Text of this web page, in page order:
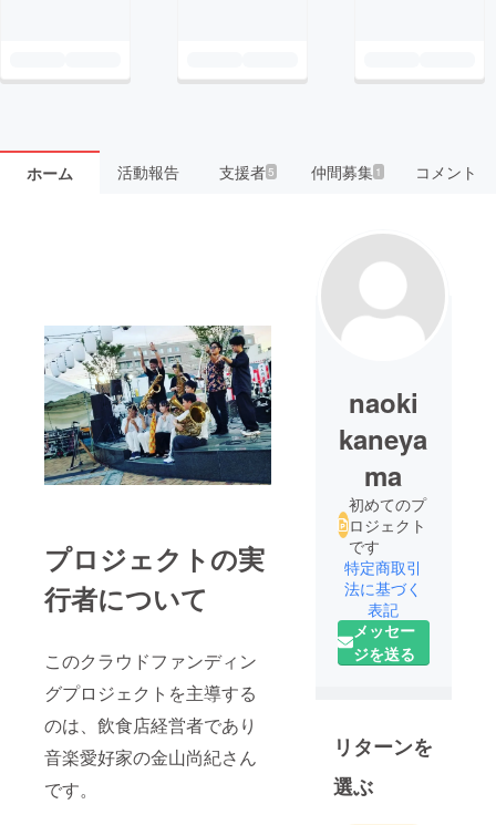
ホーム 活動報告 支援者5 仲間募集 1 コメント
プロジェクトの実
行者について
このクラウドファンディン
グプロジェクトを主導する
のは、飲食店経営者であり
音楽愛好家の金山尚紀さん
です。
naoki
kaneya
ma
初めてのプ
ロジェクト
です
特定商取引
法に基づく
表記
メッセー
ジを送る
リターンを
選ぶ